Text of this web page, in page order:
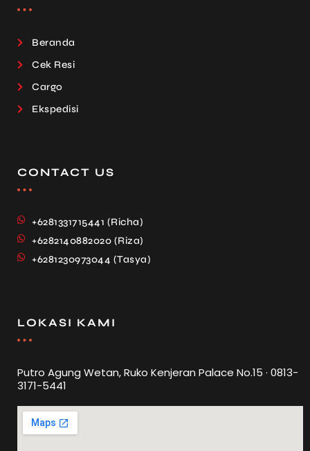
Beranda
Cek Resi
Cargo
Ekspedisi
CONTACT US
+6281331715441 (Richa)
+6282140882020 (Riza)
+6281230973044 (Tasya)
LOKASI KAMI
Putro Agung Wetan, Ruko Kenjeran Palace No.15 · 0813-
3171-5441